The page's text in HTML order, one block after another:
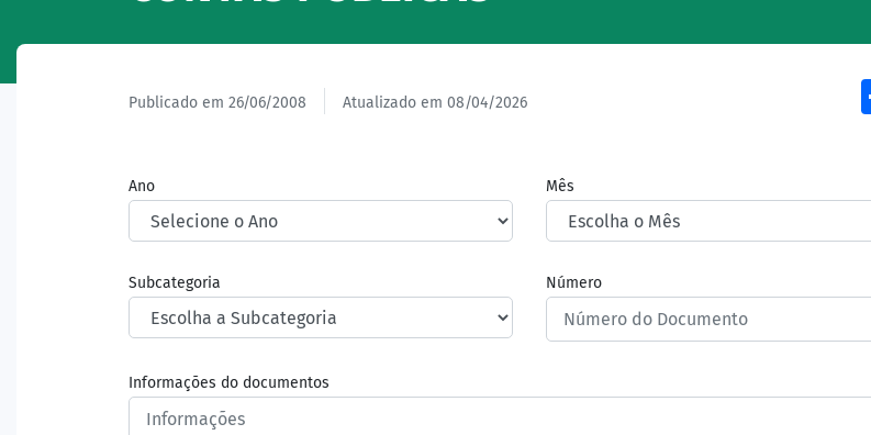
Publicado em 26/06/2008 Atualizado em 08/04/2026
Ano Mês
Subcategoria Número
Informações do documentos